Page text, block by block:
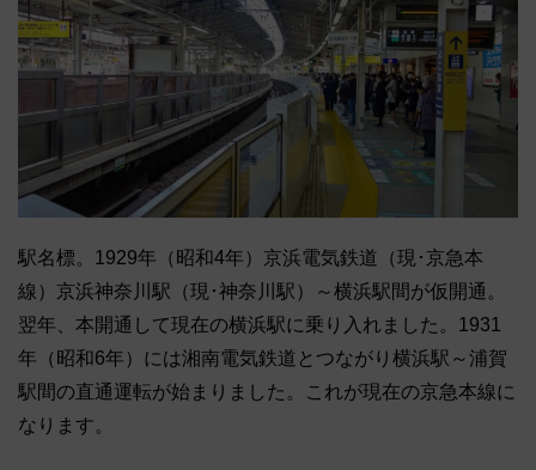
駅名標。1929年（昭和4年）京浜電気鉄道（現･京急本
線）京浜神奈川駅（現･神奈川駅）～横浜駅間が仮開通。
翌年、本開通して現在の横浜駅に乗り入れました。1931
年（昭和6年）には湘南電気鉄道とつながり横浜駅～浦賀
駅間の直通運転が始まりました。これが現在の京急本線に
なります。